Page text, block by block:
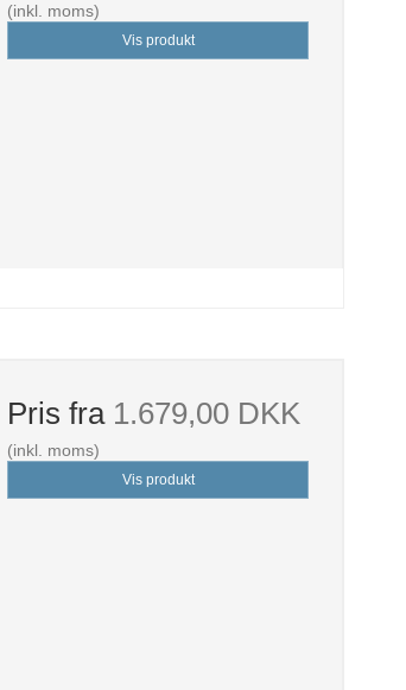
(inkl. moms)
Vis produkt
Pris fra 1.679,00 DKK
(inkl. moms)
Vis produkt